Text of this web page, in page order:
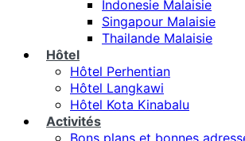
Indonesie Malaisie
Singapour Malaisie
Thailande Malaisie
Hôtel
Hôtel Perhentian
Hôtel Langkawi
Hôtel Kota Kinabalu
Activités
Bons plans et bonnes